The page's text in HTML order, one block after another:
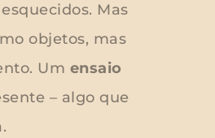
Mas
objetos, mas
Um ensaio
– algo que